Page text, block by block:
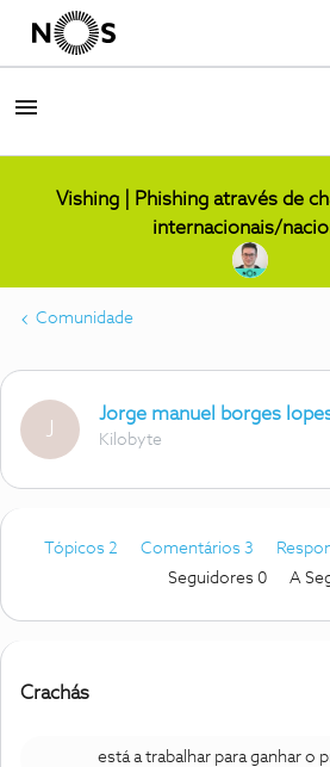
Vishing | Phishing através de
internacionais/
Comunidade
J
Jorge manuel borges
Kilobyte
Tópicos 2 Comentários 3
Seguidores 0 A
Crachás
está a trabalhar para ganhar o